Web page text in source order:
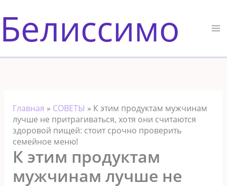
к
содержимому
Белиссимо
Главная » СОВЕТЫ » К этим продуктам мужчинам
лучше не притрагиваться, хотя они считаются
здоровой пищей: стоит срочно проверить
семейное меню!
К этим продуктам
мужчинам лучше не